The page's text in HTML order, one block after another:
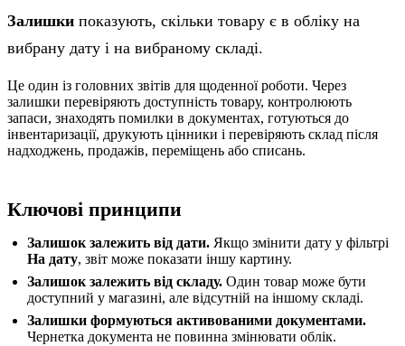
Залишки показують, скільки товару є в обліку на
вибрану дату і на вибраному складі.
Це один із головних звітів для щоденної роботи. Через
залишки перевіряють доступність товару, контролюють
запаси, знаходять помилки в документах, готуються до
інвентаризації, друкують цінники і перевіряють склад після
надходжень, продажів, переміщень або списань.
Ключові принципи
Залишок залежить від дати.Якщо змінити дату у фільтрі
На дату, звіт може показати іншу картину.
Залишок залежить від складу.Один товар може бути
доступний у магазині, але відсутній на іншому складі.
Залишки формуються активованими документами.
Чернетка документа не повинна змінювати облік.